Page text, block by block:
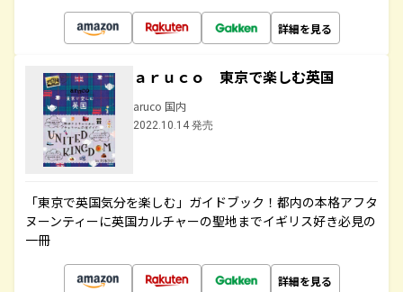
詳細を見る
ａｒｕｃｏ 東京で楽しむ英国
aruco 国内
2022.10.14 発売
「東京で英国気分を楽しむ」ガイドブック！都内の本格アフタ
ヌーンティーに英国カルチャーの聖地までイギリス好き必見の
一冊
詳細を見る